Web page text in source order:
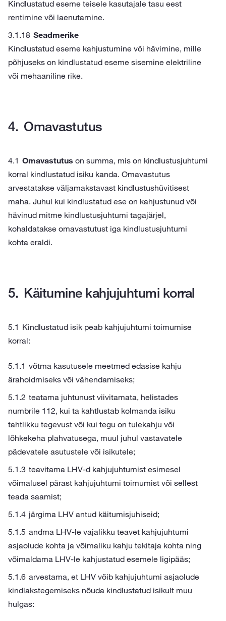
Kindlustatud eseme teisele kasutajale tasu eest
rentimine või laenutamine.
Seadmerike
Kindlustatud eseme kahjustumine või hävimine, mille
põhjuseks on kindlustatud eseme sisemine elektriline
või mehaaniline rike.
Omavastutus
Omavastutus on summa, mis on kindlustusjuhtumi
korral kindlustatud isiku kanda. Omavastutus
arvestatakse väljamakstavast kindlustushüvitisest
maha. Juhul kui kindlustatud ese on kahjustunud või
hävinud mitme kindlustusjuhtumi tagajärjel,
kohaldatakse omavastutust iga kindlustusjuhtumi
kohta eraldi.
Käitumine kahjujuhtumi korral
Kindlustatud isik peab kahjujuhtumi toimumise
korral:
võtma kasutusele meetmed edasise kahju
ärahoidmiseks või vähendamiseks;
teatama juhtunust viivitamata, helistades
numbrile 112, kui ta kahtlustab kolmanda isiku
tahtlikku tegevust või kui tegu on tulekahju või
lõhkekeha plahvatusega, muul juhul vastavatele
pädevatele asutustele või isikutele;
teavitama LHV-d kahjujuhtumist esimesel
võimalusel pärast kahjujuhtumi toimumist või sellest
teada saamist;
järgima LHV antud käitumisjuhiseid;
andma LHV-le vajalikku teavet kahjujuhtumi
asjaolude kohta ja võimaliku kahju tekitaja kohta ning
võimaldama LHV-le kahjustatud esemele ligipääs;
arvestama, et LHV võib kahjujuhtumi asjaolude
kindlakstegemiseks nõuda kindlustatud isikult muu
hulgas: